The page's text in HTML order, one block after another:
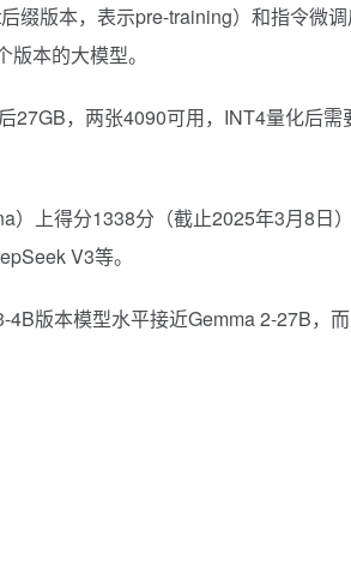
缀版本，表示pre-training）和指令微
本的大模型。
27GB，两张4090可用，INT4量化后需
）上得分1338分（截止2025年3月8日
V3等。
版本模型水平接近Gemma 2-27B，而